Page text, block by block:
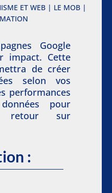
ET WEB | LE MOB |
Google
impact. Cette
de créer
selon vos
performances
pour
retour sur
: